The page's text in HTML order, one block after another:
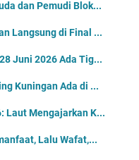
dan Pemudi Blok...
Langsung di Final ...
Juni 2026 Ada Tig...
Kuningan Ada di ...
Laut Mengajarkan K...
Lalu Wafat,...